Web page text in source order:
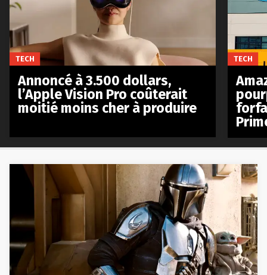
TECH
Annoncé à 3.500 dollars,
l’Apple Vision Pro coûterait
moitié moins cher à produire
TECH